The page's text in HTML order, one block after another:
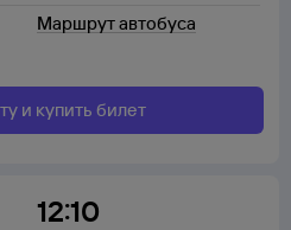
Маршрут автобуса
и купить билет
12:10